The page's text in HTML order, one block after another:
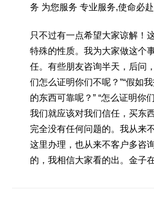
务 为您服务 专业服务,使命必赴
只不过有一点希望大家谅解！
特殊的性质。我为大家做这个
任。有些朋友咨询半天，后问
们怎么证明你们不呢？”“假如
的东西可靠呢？” “怎么证明你
我们就应该对我们信任，买东
完全没有任何问题的。我从来
这里办理，也从来不客户多咨
的，我相信大家看的出。金子